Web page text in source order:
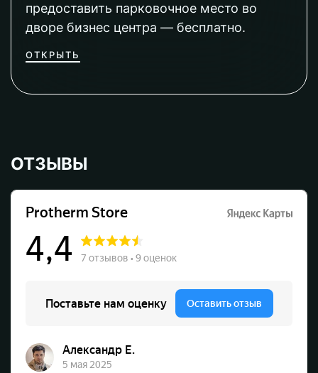
предоставить парковочное место во
дворе бизнес центра — бесплатно.
ОТКРЫТЬ
ОТЗЫВЫ